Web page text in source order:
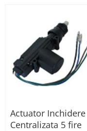
Actuator Inchidere
Centralizata 5 fire